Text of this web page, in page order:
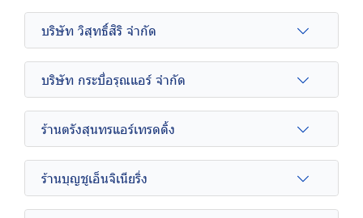
บริษัท วิสุทธิ์สิริ จำกัด
บริษัท กระบี่อรุณแอร์ จำกัด
ร้านตรังสุนทรแอร์เทรดดิ้ง
ร้านบุญชูเอ็นจิเนียริ่ง